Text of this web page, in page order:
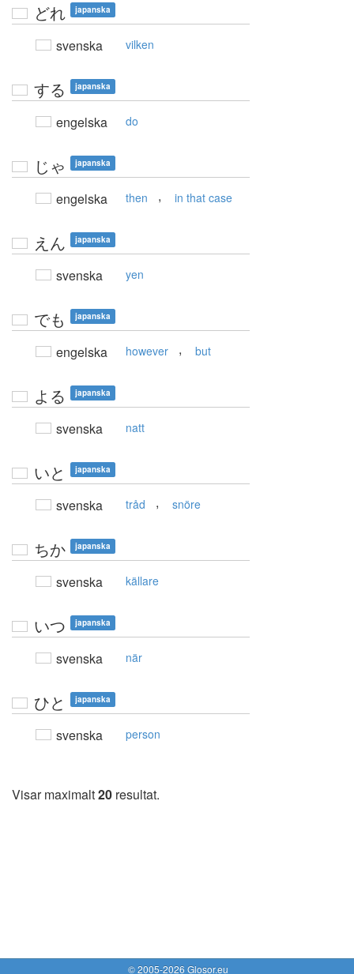
どれ japanska
svenska vilken
する japanska
engelska do
じゃ japanska
engelska then , in that case
えん japanska
svenska yen
でも japanska
engelska however , but
よる japanska
svenska natt
いと japanska
svenska tråd , snöre
ちか japanska
svenska källare
いつ japanska
svenska när
ひと japanska
svenska person
Visar maximalt20 resultat.
© 2005-2026 Glosor.eu